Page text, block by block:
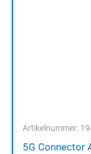
Artikelnummer:
5G Connector